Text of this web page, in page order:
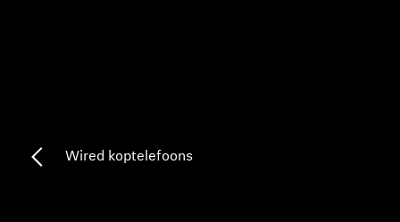
TV-koptelefoons voor gehoorondersteuning
Wired koptelefoons